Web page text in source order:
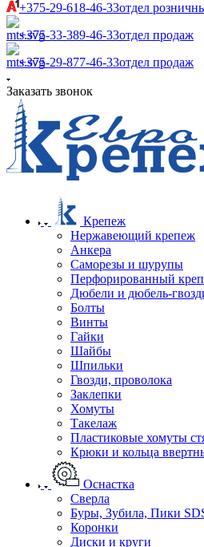
+375-29-618-46-33отдел
+375-33-389-46-33отдел продаж
+375-29-877-46-33отдел продаж
Заказать звонок
Крепеж
Нержавеющий крепеж
Анкера
Саморезы и шурупы
Перфорированный
Дюбели и дюбель-
Болты
Винты
Гайки
Шайбы
Шпильки
Гвозди, проволока
Заклепки
Хомуты
Такелаж
Пластиковые хомуты
Крюки и кольца
Оснастка
Сверла
Буры, Зубила, Пики
Коронки
Диски и круги